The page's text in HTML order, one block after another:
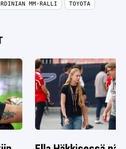
MM-RALLI TOYOTA